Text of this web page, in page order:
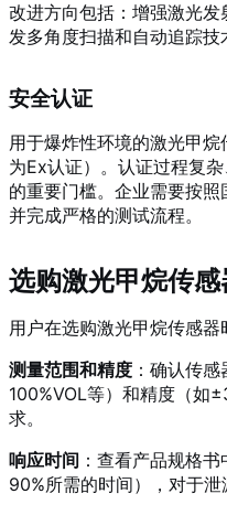
改进方向包括：增强激光
发多角度扫描和自动追踪技
安全认证
用于爆炸性环境的激光甲
为Ex认证）。认证过程复
的重要门槛。企业需要按照
并完成严格的测试流程。
选购激光甲烷传
用户在选购激光甲烷传感器
测量范围和精度 ：确认传
100%VOL等）和精度（如
求。
响应时间 ：查看产品规格
90%所需的时间），对于泄